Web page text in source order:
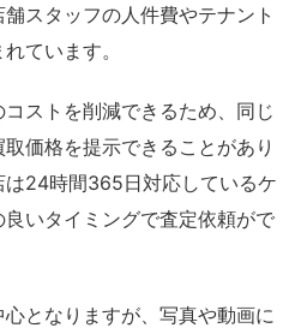
スタッフの人件費やテナント
ています。
ストを削減できるため、同じ
価格を提示できることがあり
は24時間365日対応しているケ
いタイミングで査定依頼がで
となりますが、写真や動画に